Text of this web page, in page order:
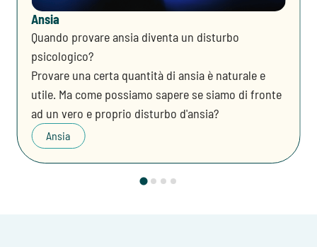
Ansia
Quando provare ansia diventa un disturbo
psicologico?
Provare una certa quantità di ansia è naturale e
utile. Ma come possiamo sapere se siamo di fronte
ad un vero e proprio disturbo d'ansia?
Ansia